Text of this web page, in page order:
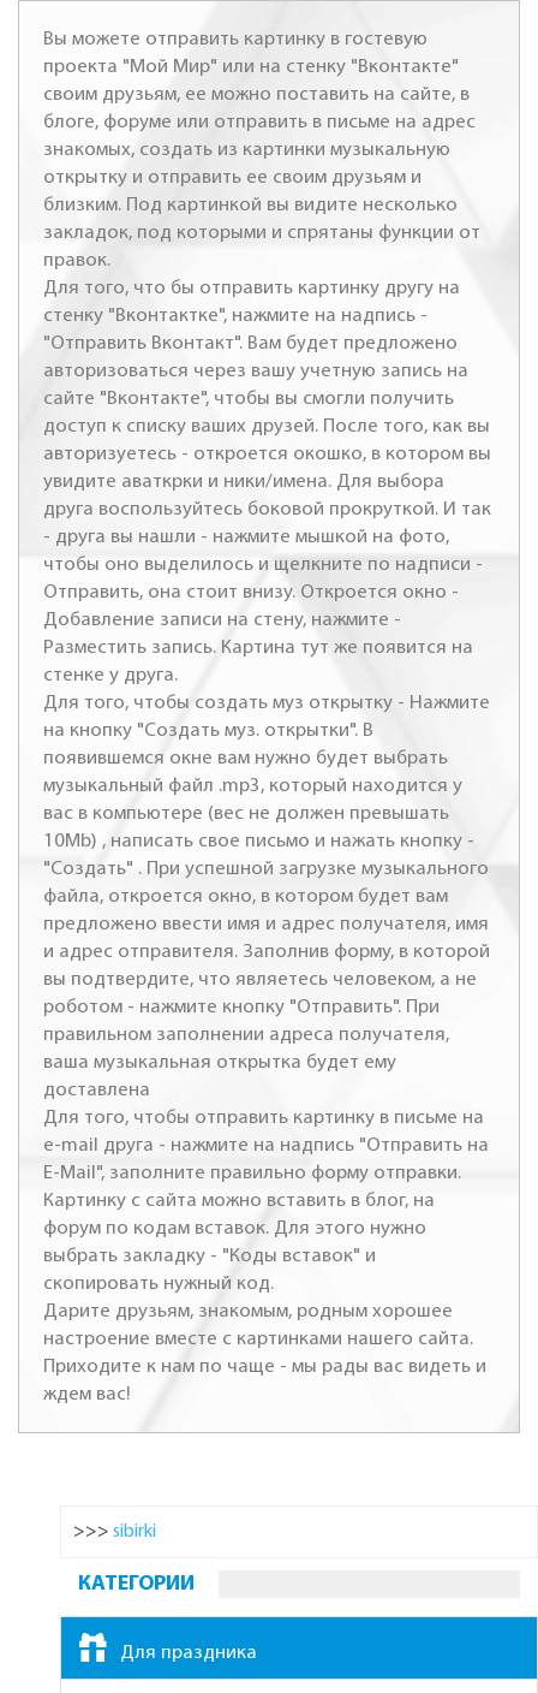
Вы можете отправить картинку в гостевую
проекта "Мой Мир" или на стенку "Вконтакте"
своим друзьям, ее можно поставить на сайте, в
блоге, форуме или отправить в письме на адрес
знакомых, создать из картинки музыкальную
открытку и отправить ее своим друзьям и
близким. Под картинкой вы видите несколько
закладок, под которыми и спрятаны функции от
правок.
Для того, что бы отправить картинку другу на
стенку "Вконтактке", нажмите на надпись -
"Отправить Вконтакт". Вам будет предложено
авторизоваться через вашу учетную запись на
сайте "Вконтакте", чтобы вы смогли получить
доступ к списку ваших друзей. После того, как вы
авторизуетесь - откроется окошко, в котором вы
увидите аваткрки и ники/имена. Для выбора
друга воспользуйтесь боковой прокруткой. И так
- друга вы нашли - нажмите мышкой на фото,
чтобы оно выделилось и щелкните по надписи -
Отправить, она стоит внизу. Откроется окно -
Добавление записи на стену, нажмите -
Разместить запись. Картина тут же появится на
стенке у друга.
Для того, чтобы создать муз открытку - Нажмите
на кнопку "Создать муз. открытки". В
появившемся окне вам нужно будет выбрать
музыкальный файл .mp3, который находится у
вас в компьютере (вес не должен превышать
10Mb) , написать свое письмо и нажать кнопку -
"Создать" . При успешной загрузке музыкального
файла, откроется окно, в котором будет вам
предложено ввести имя и адрес получателя, имя
и адрес отправителя. Заполнив форму, в которой
вы подтвердите, что являетесь человеком, а не
роботом - нажмите кнопку "Отправить". При
правильном заполнении адреса получателя,
ваша музыкальная открытка будет ему
доставлена
Для того, чтобы отправить картинку в письме на
e-mail друга - нажмите на надпись "Отправить на
E-Mail", заполните правильно форму отправки.
Картинку с сайта можно вставить в блог, на
форум по кодам вставок. Для этого нужно
выбрать закладку - "Коды вставок" и
скопировать нужный код.
Дарите друзьям, знакомым, родным хорошее
настроение вместе с картинками нашего сайта.
Приходите к нам по чаще - мы рады вас видеть и
ждем вас!
>>> sibirki
КАТЕГОРИИ
Для праздника